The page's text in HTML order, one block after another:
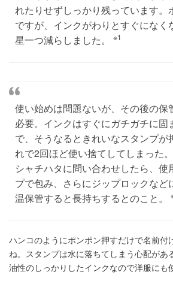
れたりせずしっかり残っています。
ですが、インクがわりとすぐになく
星一つ減らしました。
※1
使い始めは問題ないが、その後の保
必要。インクはすぐにガチガチに固
で、そうなるときれいなスタンプが
れで2回ほど使い捨てしてしまった。
シャチハタに問い合わせしたら、使
プで包み、さらにジップロックなど
温保管すると長持ちするとのこと。
ハンコのようにポンポン押すだけで名前付
ね。スタンプは水に落ちてしまう心配があ
油性のしっかりしたインクなので洋服にも